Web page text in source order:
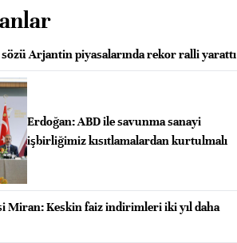
Arjantin piyasalarında rekor ralli yarattı
Erdoğan: ABD ile savunma sanayi
işbirliğimiz kısıtlamalardan kurtulmalı
Miran: Keskin faiz indirimleri iki yıl daha